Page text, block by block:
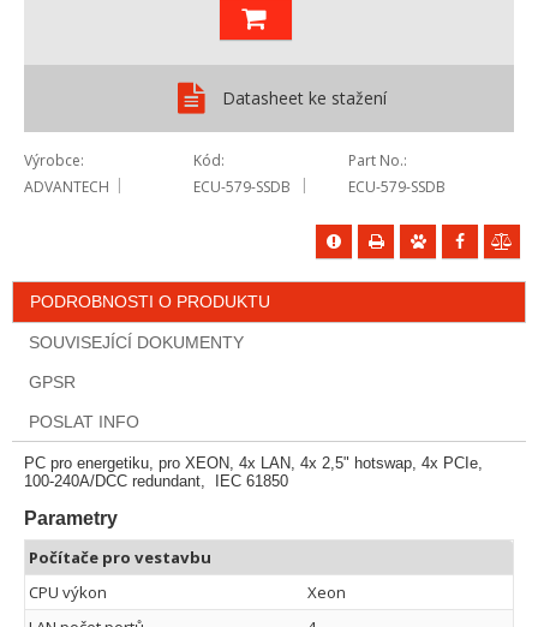
Datasheet ke stažení
Výrobce
ADVANTECH
Kód
ECU-579-SSDB
Part No.
ECU-579-SSDB
PODROBNOSTI O PRODUKTU
SOUVISEJÍCÍ DOKUMENTY
GPSR
POSLAT INFO
PC pro energetiku, pro XEON, 4x LAN, 4x 2,5" hotswap, 4x PCIe,
100-240A/DCC redundant, IEC 61850
Parametry
Počítače pro vestavbu
CPU výkon
Xeon